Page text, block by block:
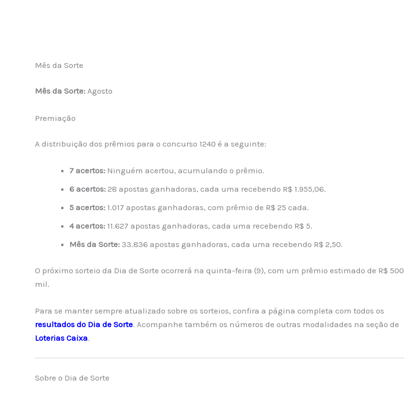
Mês da Sorte
Mês da Sorte: Agosto
Premiação
A distribuição dos prêmios para o concurso 1240 é a seguinte:
7 acertos: Ninguém acertou, acumulando o prêmio.
6 acertos: 28 apostas ganhadoras, cada uma recebendo R$ 1.955,06.
5 acertos: 1.017 apostas ganhadoras, com prêmio de R$ 25 cada.
4 acertos: 11.627 apostas ganhadoras, cada uma recebendo R$ 5.
Mês da Sorte: 33.836 apostas ganhadoras, cada uma recebendo R$ 2,50.
O próximo sorteio da Dia de Sorte ocorrerá na quinta-feira (9), com um prêmio estimado de R$ 500
mil.
Para se manter sempre atualizado sobre os sorteios, confira a página completa com todos os
resultados do Dia de Sorte. Acompanhe também os números de outras modalidades na seção de
Loterias Caixa.
Sobre o Dia de Sorte